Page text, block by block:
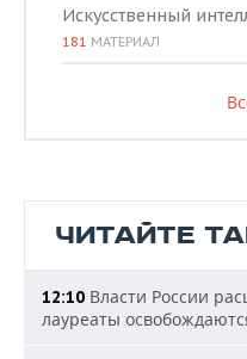
Искусственный
181 МАТЕРИАЛ
ЧИТАЙТЕ
12:10 Власти России
лауреаты